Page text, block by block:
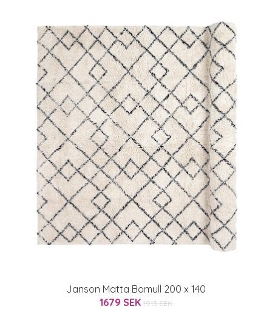
Janson Matta Bomull 200 x 140
1679 SEK 1913 SEK